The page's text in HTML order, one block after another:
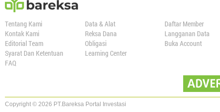
Tentang Kami
Kontak Kami
Editorial Team
Syarat Dan Ketentuan
FAQ
Data & Alat
Reksa Dana
Obligasi
Learning Center
Daftar Member
Langganan Data
Buka Account
Copyright © 2026 PT.Bareksa Portal Investasi